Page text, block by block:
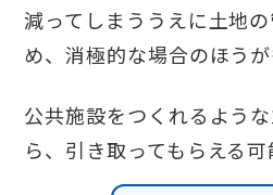
減ってしまううえに土地
め、消極的な場合のほうが
公共施設をつくれるよう
ら、引き取ってもらえる可